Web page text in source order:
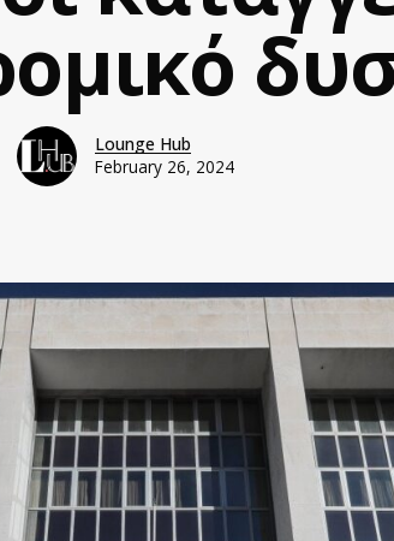
Lounge Hub
February 26, 2024